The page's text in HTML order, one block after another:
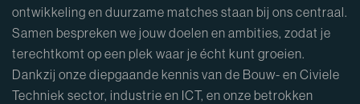
ontwikkeling en duurzame matches staan bij ons centraal.
Samen bespreken we jouw doelen en ambities, zodat je
terechtkomt op een plek waar je écht kunt groeien.
Dankzij onze diepgaande kennis van de Bouw- en Civiele
Techniek sector, industrie en ICT, en onze betrokken